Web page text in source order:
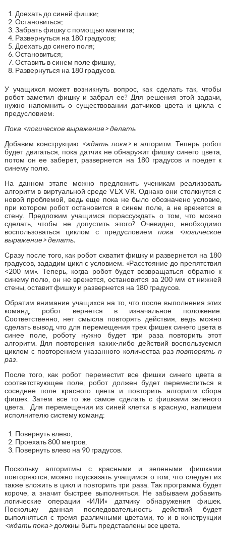
Доехать до синей фишки;
Остановиться;
Забрать фишку с помощью магнита;
Развернуться на 180 градусов;
Доехать до синего поля;
Остановиться;
Оставить в синем поле фишку;
Развернуться на 180 градусов.
У учащихся может возникнуть вопрос, как сделать так, чтобы
робот заметил фишку и забрал ее? Для решения этой задачи,
нужно напомнить о существовании датчиков цвета и цикла с
предусловием:
Пока <логическое выражение> делать
Добавим конструкцию <ждать пока>в алгоритм. Теперь робот
будет двигаться, пока датчик не обнаружит фишку синего цвета,
потом он ее заберет, развернется на 180 градусов и поедет к
синему полю.
На данном этапе можно предложить ученикам реализовать
алгоритм в виртуальной среде VEX VR. Однако они столкнутся с
новой проблемой, ведь еще пока не было обозначено условие,
при котором робот остановится в синем поле, а не врежется в
стену. Предложим учащимся порассуждать о том, что можно
сделать, чтобы не допустить этого? Очевидно, необходимо
воспользоваться циклом с предусловиемпока <логическое
выражение> делать.
Сразу после того, как робот схватит фишку и развернется на 180
градусов, зададим цикл с условием: «Расстояние до препятствия
<200 мм». Теперь, когда робот будет возвращаться обратно к
синему полю, он не врежется, остановится за 200 мм от нижней
стены, оставит фишку и развернется на 180 градусов.
Обратим внимание учащихся на то, что после выполнения этих
команд, робот вернется в изначальное положение.
Соответственно, нет смысла повторять действия, ведь можно
сделать вывод, что для перемещения трех фишек синего цвета в
синее поле, роботу нужно будет три раза повторить этот
алгоритм. Для повторения каких-либо действий воспользуемся
циклом с повторением указанного количества разповторять n
раз.
После того, как робот переместит все фишки синего цвета в
соответствующее поле, робот должен будет переместиться в
соседнее поле красного цвета и повторить алгоритм сбора
фишек. Затем все то же самое сделать с фишками зеленого
цвета. Для перемещения из синей клетки в красную, напишем
исполнителю систему команд:
Повернуть влево,
Проехать 800 метров,
Повернуть влево на 90 градусов.
Поскольку алгоритмы с красными и зелеными фишками
повторяются, можно подсказать учащимся о том, что следует их
также вложить в цикл и повторить три раза. Так программа будет
короче, а значит быстрее выполняться. Не забываем добавить
логические операции «ИЛИ» датчику обнаружения фишек.
Поскольку данная последовательность действий будет
выполняться с тремя различными цветами, то и в конструкции
<ждать пока>должны быть представлены все цвета.